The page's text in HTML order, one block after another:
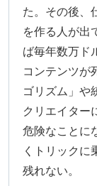
た。その後、
を作る人が出
ば毎年数万ド
コンテンツが
ゴリズム」や
クリエイター
危険なことに
くトリックに
残れない。